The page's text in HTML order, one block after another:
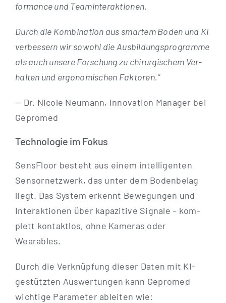
for­mance und Teaminteraktionen.
Durch die Kom­bi­na­ti­on aus smar­tem Boden und KI
ver­bes­sern wir sowohl die Aus­bil­dungs­pro­gram­me
als auch unse­re For­schung zu chir­ur­gi­schem Ver­
hal­ten und ergo­no­mi­schen Faktoren.“
— Dr. Nico­le Neu­mann, Inno­va­ti­on Mana­ger bei
Gepromed
Technologie im Fokus
Sen­s­Flo­or besteht aus einem intel­li­gen­ten
Sensor­netzwerk, das unter dem Boden­be­lag
liegt. Das Sys­tem erkennt Bewe­gun­gen und
Inter­ak­tio­nen über kapa­zi­ti­ve Signa­le – kom­
plett kon­takt­los, ohne Kame­ras oder
Wearables.
Durch die Ver­knüp­fung die­ser Daten mit KI-
gestüt­z­­ten Aus­wer­tun­gen kann Gepro­med
wich­ti­ge Para­me­ter ablei­ten wie: